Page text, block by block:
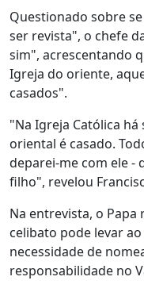
Questionado sobre
ser revista", o chefe
sim", acrescentando
Igreja do oriente,
casados".
"Na Igreja Católica
oriental é casado.
deparei-me com ele -
filho", revelou
Na entrevista, o Papa
celibato pode levar
necessidade de
responsabilidade no